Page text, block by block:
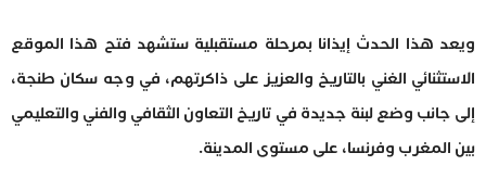
ويعد هذا الحدث إيذانا بمرحلة مستقبلية ستشهد فتح هذا الموقع
الاستثنائي الغني بالتاريخ والعزيز على ذاكرتهم، في وجه سكان طنجة،
إلى جانب وضع لبنة جديدة في تاريخ التعاون الثقافي والفني والتعليمي
بين المغرب وفرنسا، على مستوى المدينة.